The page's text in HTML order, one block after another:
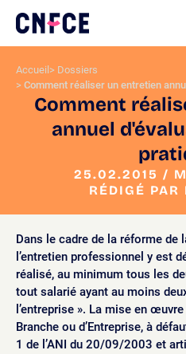
contenu
Logo
site
Accueil
Dossiers
Comment réaliser un entretien
Comment
annuel
25.02.2015 /
RÉDIGÉ PAR
Dans le cadre de la réforme
l’entretien professionnel y est
réalisé, au minimum tous les
tout salarié ayant au moins
l’entreprise ». La mise en
Branche ou d’Entreprise, à
1 de l’ANI du 20/09/2003 et